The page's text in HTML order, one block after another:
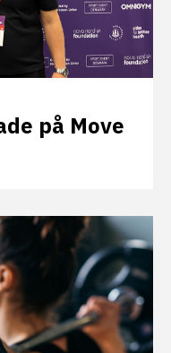
på Move